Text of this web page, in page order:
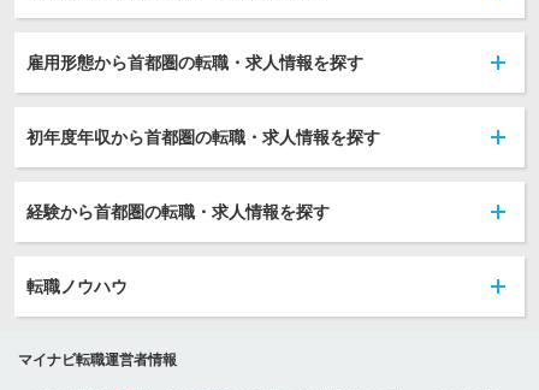
雇用形態から首都圏の転職・求人情報を探す
初年度年収から首都圏の転職・求人情報を探す
経験から首都圏の転職・求人情報を探す
転職ノウハウ
マイナビ転職運営者情報